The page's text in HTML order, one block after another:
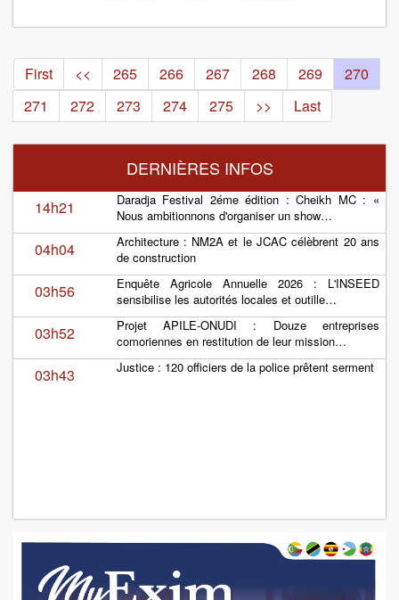
First << 265 266 267 268 269
270
271
272 273 274 275 >> Last
DERNIÈRES INFOS
14h21
Daradja Festival 2éme édition : Cheikh MC : «
Nous ambitionnons d'organiser un show…
04h04
Architecture : NM2A et le JCAC célèbrent 20 ans
de construction
03h56
Enquête Agricole Annuelle 2026 : L'INSEED
sensibilise les autorités locales et outille…
03h52
Projet APILE-ONUDI : Douze entreprises
comoriennes en restitution de leur mission…
03h43 Justice : 120 officiers de la police prêtent serment